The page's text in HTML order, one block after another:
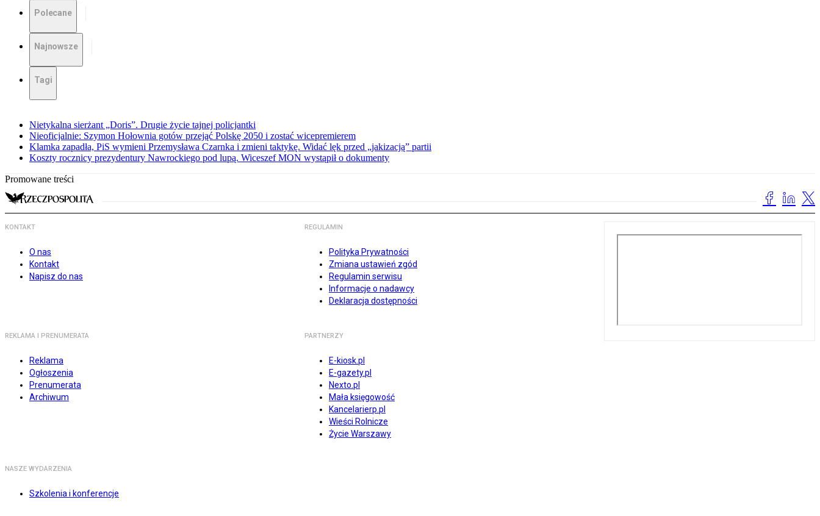
Polecane
Najnowsze
Tagi
Nietykalna sierżant „Doris”. Drugie życie tajnej policjantki
Nieoficjalnie: Szymon Hołownia gotów przejąć Polskę 2050 i zostać wicepremierem
Klamka zapadła, PiS wymieni Przemysława Czarnka i zmieni taktykę. Widać lęk przed „jakizacją” partii
Koszty rocznicy prezydentury Nawrockiego pod lupą. Wiceszef MON wystąpił o dokumenty
Promowane treści
KONTAKT
O nas
Kontakt
Napisz do nas
REGULAMIN
Polityka Prywatności
Zmiana ustawień zgód
Regulamin serwisu
Informacje o nadawcy
Deklaracja dostępności
REKLAMA I PRENUMERATA
Reklama
Ogłoszenia
Prenumerata
Archiwum
PARTNERZY
E-kiosk.pl
E-gazety.pl
Nexto.pl
Mała księgowość
Kancelarierp.pl
Wieści Rolnicze
Życie Warszawy
NASZE WYDARZENIA
Szkolenia i konferencje